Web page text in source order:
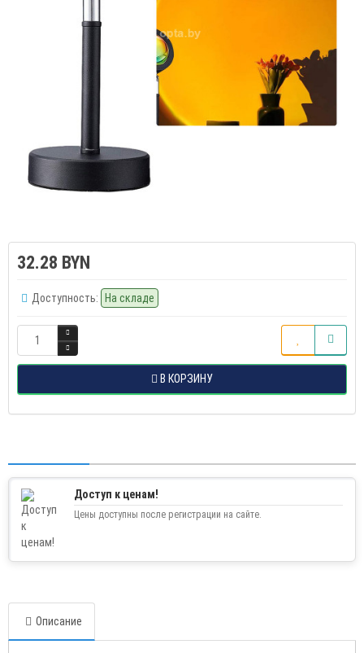
32.28 BYN
Доступность: На складе
В КОРЗИНУ
Доступ к ценам!
Цены доступны после регистрации на сайте.
Описание